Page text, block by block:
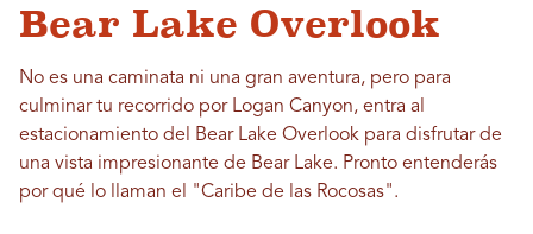
Bear Lake Overlook
No es una caminata ni una gran aventura, pero para
culminar tu recorrido por Logan Canyon, entra al
estacionamiento del Bear Lake Overlook para disfrutar de
una vista impresionante de Bear Lake. Pronto entenderás
por qué lo llaman el "Caribe de las Rocosas".